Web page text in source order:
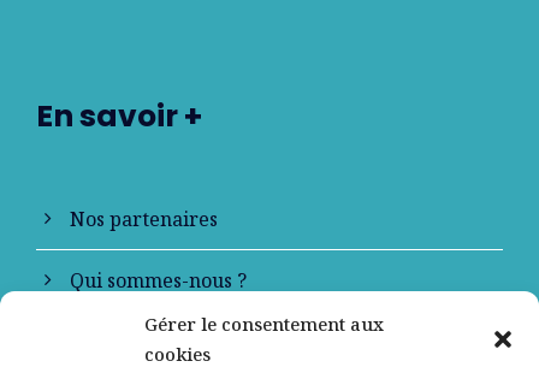
Gérer le consentement aux
cookies
En savoir +
Nos partenaires
Qui sommes-nous ?
Contactez-nous